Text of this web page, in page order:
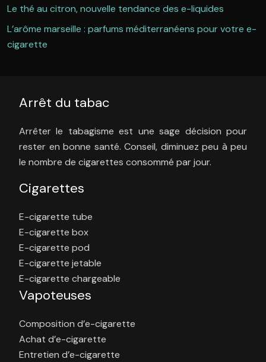
Le thé au citron, nouvelle tendance des e-liquides
L’arôme marseille : parfums méditerranéens pour votre e-
cigarette
Arrêt du tabac
Arrêter le tabagisme est une sage décision pour
rester en bonne santé. Conseil, diminuez peu à peu
le nombre de cigarettes consommé par jour.
Cigarettes
E-cigarette tube
E-cigarette box
E-cigarette pod
E-cigarette jetable
E-cigarette chargeable
Vapoteuses
Composition d’e-cigarette
Achat d’e-cigarette
Entretien d’e-cigarette